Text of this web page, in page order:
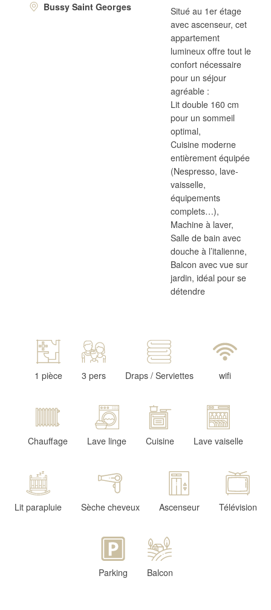
Bussy Saint Georges
Situé au 1er étage
avec ascenseur, cet
appartement
lumineux offre tout le
confort nécessaire
pour un séjour
agréable :
Lit double 160 cm
pour un sommeil
optimal,
Cuisine moderne
entièrement équipée
(Nespresso, lave-
vaisselle,
équipements
complets…),
Machine à laver,
Salle de bain avec
douche à l’italienne,
Balcon avec vue sur
jardin, idéal pour se
détendre
1 pièce 3 pers Draps / Serviettes wifi
Chauffage Lave linge Cuisine Lave vaiselle
Lit parapluie Sèche cheveux Ascenseur Télévision
Parking Balcon